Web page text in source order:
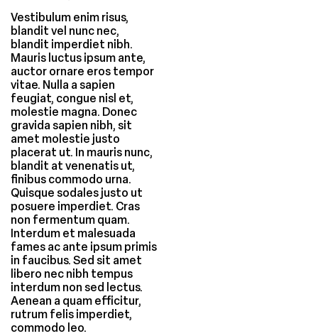
Vestibulum enim risus,
blandit vel nunc nec,
blandit imperdiet nibh.
Mauris luctus ipsum ante,
auctor ornare eros tempor
vitae. Nulla a sapien
feugiat, congue nisl et,
molestie magna. Donec
gravida sapien nibh, sit
amet molestie justo
placerat ut. In mauris nunc,
blandit at venenatis ut,
finibus commodo urna.
Quisque sodales justo ut
posuere imperdiet. Cras
non fermentum quam.
Interdum et malesuada
fames ac ante ipsum primis
in faucibus. Sed sit amet
libero nec nibh tempus
interdum non sed lectus.
Aenean a quam efficitur,
rutrum felis imperdiet,
commodo leo.